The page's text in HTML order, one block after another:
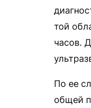
той
часов.
По ее
общей